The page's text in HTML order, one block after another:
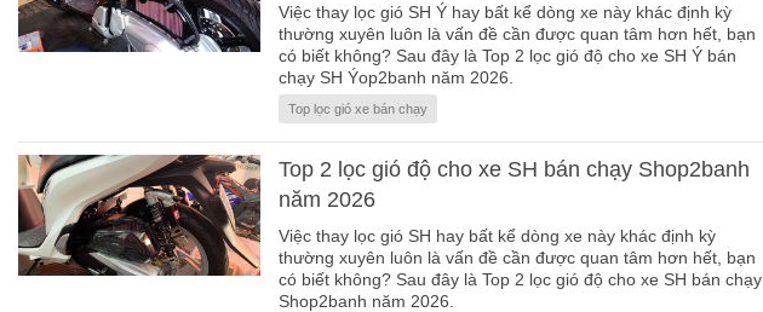
Việc thay lọc gió SH Ý hay bất kể dòng xe này khác định kỳ
thường xuyên luôn là vấn đề cần được quan tâm hơn hết, bạn
có biết không? Sau đây là Top 2 lọc gió độ cho xe SH Ý bán
chạy SH Ýop2banh năm 2026.
Top lọc gió xe bán chạy
Top 2 lọc gió độ cho xe SH bán chạy Shop2banh
năm 2026
Việc thay lọc gió SH hay bất kể dòng xe này khác định kỳ
thường xuyên luôn là vấn đề cần được quan tâm hơn hết, bạn
có biết không? Sau đây là Top 2 lọc gió độ cho xe SH bán chạy
Shop2banh năm 2026.